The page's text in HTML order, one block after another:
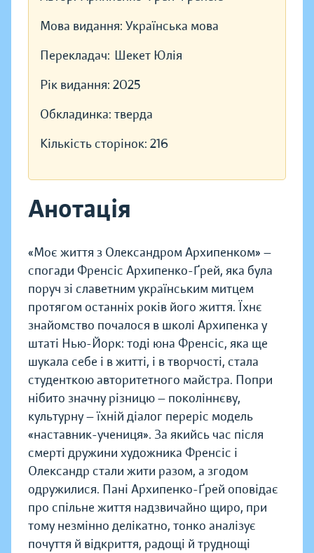
Мова видання: Українська мова
Перекладач: Шекет Юлія
Рік видання: 2025
Обкладинка: тверда
Кількість сторінок: 216
Анотація
«Моє життя з Олександром Архипенком» —
спогади Френсіс Архипенко-Ґрей, яка була
поруч зі славетним українським митцем
протягом останніх років його життя. Їхнє
знайомство почалося в школі Архипенка у
штаті Нью-Йорк: тоді юна Френсіс, яка ще
шукала себе і в житті, і в творчості, стала
студенткою авторитетного майстра. Попри
нібито значну різницю — поколіннєву,
культурну — їхній діалог переріс модель
«наставник-учениця». За якийсь час після
смерті дружини художника Френсіс і
Олександр стали жити разом, а згодом
одружилися. Пані Архипенко-Ґрей оповідає
про спільне життя надзвичайно щиро, при
тому незмінно делікатно, тонко аналізує
почуття й відкриття, радощі й труднощі